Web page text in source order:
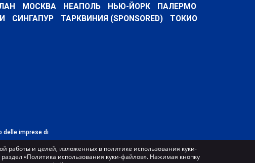
МОСКВА НЕАПОЛЬ НЬЮ-ЙОРК
ПАЛЕРМО
СИНГАПУР ТАРКВИНИЯ (SPONSORED)
ТОКИО
delle imprese di
работы и целей, изложенных в политике использования куки-
«Политика использования куки-файлов». Нажимая кнопку